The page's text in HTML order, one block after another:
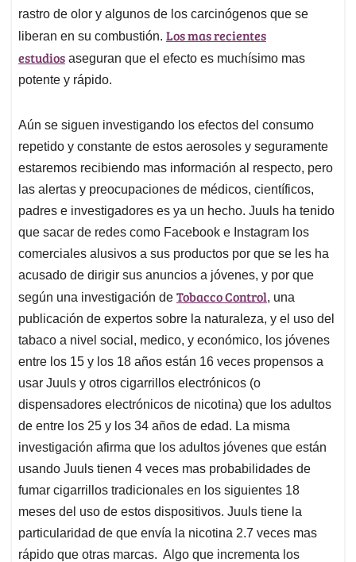
rastro de olor y algunos de los carcinógenos que se
liberan en su combustión. Los mas recientes
estudios aseguran que el efecto es muchísimo mas
potente y rápido.
Aún se siguen investigando los efectos del consumo
repetido y constante de estos aerosoles y seguramente
estaremos recibiendo mas información al respecto, pero
las alertas y preocupaciones de médicos, científicos,
padres e investigadores es ya un hecho. Juuls ha tenido
que sacar de redes como Facebook e Instagram los
comerciales alusivos a sus productos por que se les ha
acusado de dirigir sus anuncios a jóvenes, y por que
según una investigación de Tobacco Control, una
publicación de expertos sobre la naturaleza, y el uso del
tabaco a nivel social, medico, y económico, los jóvenes
entre los 15 y los 18 años están 16 veces propensos a
usar Juuls y otros cigarrillos electrónicos (o
dispensadores electrónicos de nicotina) que los adultos
de entre los 25 y los 34 años de edad. La misma
investigación afirma que los adultos jóvenes que están
usando Juuls tienen 4 veces mas probabilidades de
fumar cigarrillos tradicionales en los siguientes 18
meses del uso de estos dispositivos. Juuls tiene la
particularidad de que envía la nicotina 2.7 veces mas
rápido que otras marcas. Algo que incrementa los